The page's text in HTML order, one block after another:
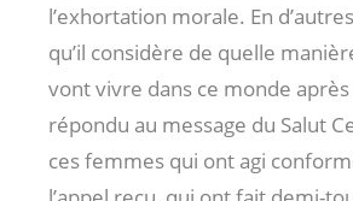
l’exhortation morale. En
qu’il considère de quelle
vont vivre dans ce monde
répondu au message du Salut
ces femmes qui ont agi